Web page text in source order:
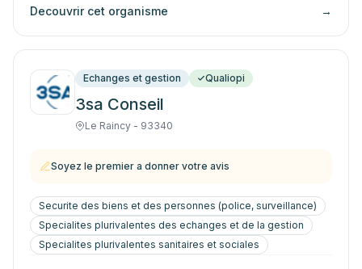
Decouvrir cet organisme →
Echanges et gestion Qualiopi
3sa Conseil
Le Raincy - 93340
Soyez le premier a donner votre avis
Securite des biens et des personnes (police, surveillance)
Specialites plurivalentes des echanges et de la gestion
Specialites plurivalentes sanitaires et sociales